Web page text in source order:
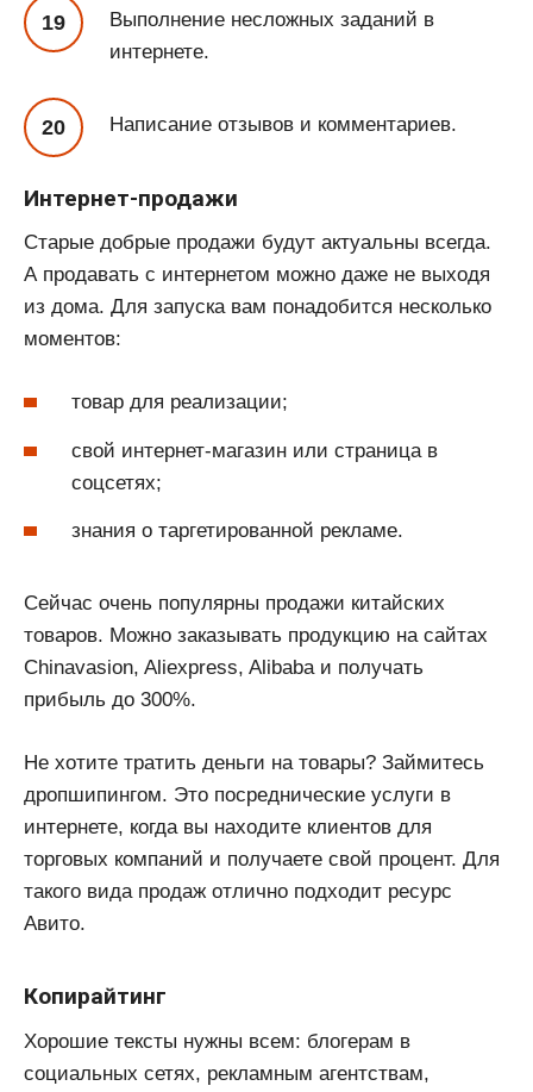
Выполнение несложных заданий в
интернете.
Написание отзывов и комментариев.
Интернет-продажи
Старые добрые продажи будут актуальны всегда.
А продавать с интернетом можно даже не выходя
из дома. Для запуска вам понадобится несколько
моментов:
товар для реализации;
свой интернет-магазин или страница в
соцсетях;
знания о таргетированной рекламе.
Сейчас очень популярны продажи китайских
товаров. Можно заказывать продукцию на сайтах
Chinavasion, Aliexpress, Alibaba и получать
прибыль до 300%.
Не хотите тратить деньги на товары? Займитесь
дропшипингом. Это посреднические услуги в
интернете, когда вы находите клиентов для
торговых компаний и получаете свой процент. Для
такого вида продаж отлично подходит ресурс
Авито.
Копирайтинг
Хорошие тексты нужны всем: блогерам в
социальных сетях, рекламным агентствам,